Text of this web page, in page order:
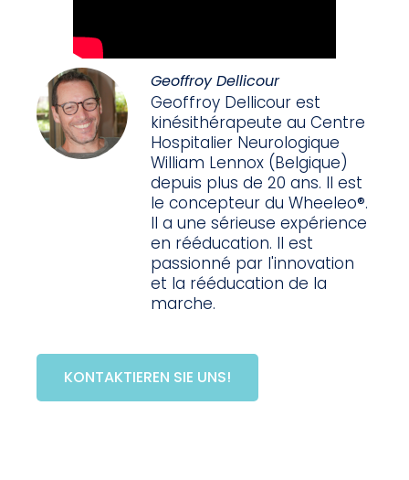
Geoffroy Dellicour
Geoffroy Dellicour est
kinésithérapeute au Centre
Hospitalier Neurologique
William Lennox (Belgique)
depuis plus de 20 ans. Il est
le concepteur du Wheeleo®.
Il a une sérieuse expérience
en rééducation. Il est
passionné par l'innovation
et la rééducation de la
marche.
KONTAKTIEREN SIE UNS!